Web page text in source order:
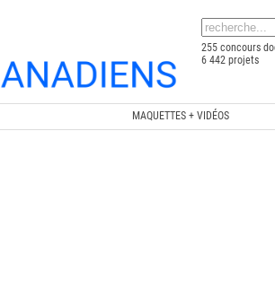
255 concours
6 442 projets
MAQUETTES + VIDÉOS